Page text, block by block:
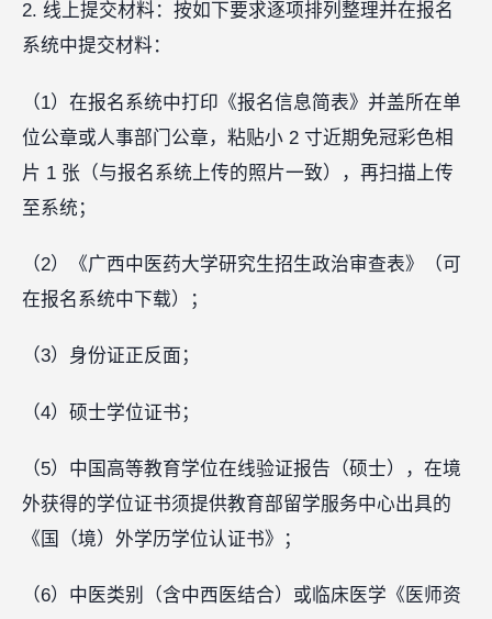
2. 线上提交材料：按如下要求逐项排列整理并在报名
系统中提交材料：
（1）在报名系统中打印《报名信息简表》并盖所在单
位公章或人事部门公章，粘贴小 2 寸近期免冠彩色相
片 1 张（与报名系统上传的照片一致），再扫描上传
至系统；
（2）《广西中医药大学研究生招生政治审查表》（可
在报名系统中下载）；
（3）身份证正反面；
（4）硕士学位证书；
（5）中国高等教育学位在线验证报告（硕士），在境
外获得的学位证书须提供教育部留学服务中心出具的
《国（境）外学历学位认证书》；
（6）中医类别（含中西医结合）或临床医学《医师资